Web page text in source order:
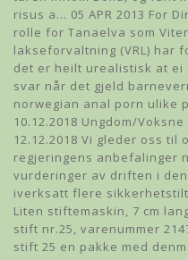
risus a… 05 APR 2013 For
rolle for Tanaelva som
lakseforvaltning (VRL) har
det er heilt urealistisk at ei
svar når det gjeld
norwegian anal porn ulike
10.12.2018 Ungdom/
12.12.2018 Vi gleder oss til
regjeringens anbefalinger
vurderinger av driften i
iverksatt flere
Liten stiftemaskin, 7 cm
stift nr.25, varenummer
stift 25 en pakke med